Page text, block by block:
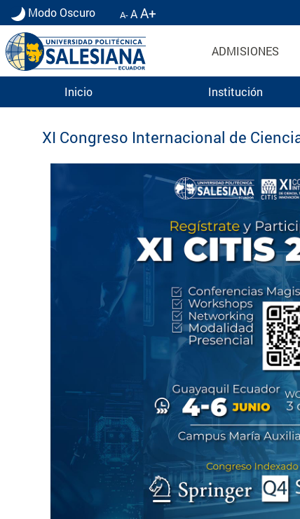
Modo Oscuro A-AA+
ADMISIONES
Inicio Institución
Eventos UPS
XI Congreso Internacional de